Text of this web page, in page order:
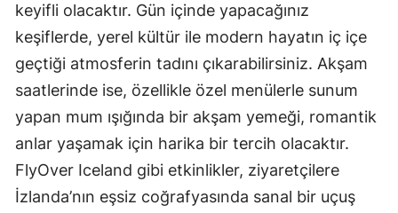
keyifli olacaktır. Gün içinde yapacağınız
keşiflerde, yerel kültür ile modern hayatın iç içe
geçtiği atmosferin tadını çıkarabilirsiniz. Akşam
saatlerinde ise, özellikle özel menülerle sunum
yapan mum ışığında bir akşam yemeği, romantik
anlar yaşamak için harika bir tercih olacaktır.
FlyOver Iceland gibi etkinlikler, ziyaretçilere
İzlanda’nın eşsiz coğrafyasında sanal bir uçuş